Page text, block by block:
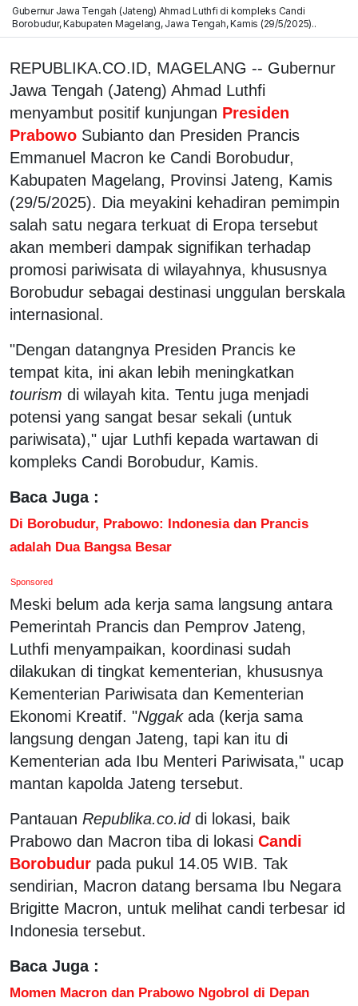
Gubernur Jawa Tengah (Jateng) Ahmad Luthfi di kompleks Candi
Borobudur, Kabupaten Magelang, Jawa Tengah, Kamis (29/5/2025)..
REPUBLIKA.CO.ID, MAGELANG -- Gubernur
Jawa Tengah (Jateng) Ahmad Luthfi
menyambut positif kunjungan Presiden
Prabowo Subianto dan Presiden Prancis
Emmanuel Macron ke Candi Borobudur,
Kabupaten Magelang, Provinsi Jateng, Kamis
(29/5/2025). Dia meyakini kehadiran pemimpin
salah satu negara terkuat di Eropa tersebut
akan memberi dampak signifikan terhadap
promosi pariwisata di wilayahnya, khususnya
Borobudur sebagai destinasi unggulan berskala
internasional.
"Dengan datangnya Presiden Prancis ke
tempat kita, ini akan lebih meningkatkan
tourism di wilayah kita. Tentu juga menjadi
potensi yang sangat besar sekali (untuk
pariwisata)," ujar Luthfi kepada wartawan di
kompleks Candi Borobudur, Kamis.
Baca Juga :
Di Borobudur, Prabowo: Indonesia dan Prancis
adalah Dua Bangsa Besar
Sponsored
Meski belum ada kerja sama langsung antara
Pemerintah Prancis dan Pemprov Jateng,
Luthfi menyampaikan, koordinasi sudah
dilakukan di tingkat kementerian, khususnya
Kementerian Pariwisata dan Kementerian
Ekonomi Kreatif. "Nggakada (kerja sama
langsung dengan Jateng, tapi kan itu di
Kementerian ada Ibu Menteri Pariwisata," ucap
mantan kapolda Jateng tersebut.
Pantauan Republika.co.iddi lokasi, baik
Prabowo dan Macron tiba di lokasi Candi
Borobudur pada pukul 14.05 WIB. Tak
sendirian, Macron datang bersama Ibu Negara
Brigitte Macron, untuk melihat candi terbesar id
Indonesia tersebut.
Baca Juga :
Momen Macron dan Prabowo Ngobrol di Depan